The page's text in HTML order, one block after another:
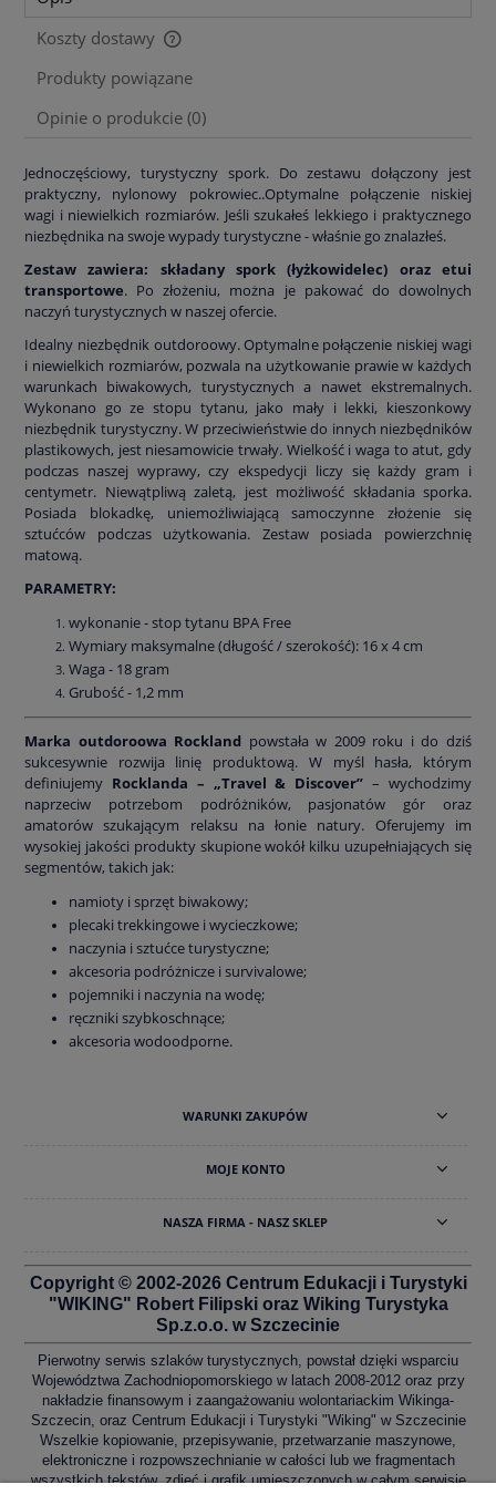
Koszty dostawy
Cena nie zawiera ewentualnych kosztów płatności
Produkty powiązane
Opinie o produkcie (0)
Jednoczęściowy, turystyczny spork. Do zestawu dołączony jest
praktyczny, nylonowy pokrowiec..Optymalne połączenie niskiej
wagi i niewielkich rozmiarów. Jeśli szukałeś lekkiego i praktycznego
niezbędnika na swoje wypady turystyczne - właśnie go znalazłeś.
Zestaw zawiera: składany spork (łyżkowidelec) oraz etui
transportowe. Po złożeniu, można je pakować do dowolnych
naczyń turystycznych w naszej ofercie.
Idealny niezbędnik outdoroowy. Optymalne połączenie niskiej wagi
i niewielkich rozmiarów, pozwala na użytkowanie prawie w każdych
warunkach biwakowych, turystycznych a nawet ekstremalnych.
Wykonano go ze stopu tytanu, jako mały i lekki, kieszonkowy
niezbędnik turystyczny. W przeciwieństwie do innych niezbędników
plastikowych, jest niesamowicie trwały. Wielkość i waga to atut, gdy
podczas naszej wyprawy, czy ekspedycji liczy się każdy gram i
centymetr. Niewątpliwą zaletą, jest możliwość składania sporka.
Posiada blokadkę, uniemożliwiającą samoczynne złożenie się
sztućców podczas użytkowania. Zestaw posiada powierzchnię
matową.
PARAMETRY:
wykonanie - stop tytanu BPA Free
Wymiary maksymalne (długość / szerokość): 16 x 4 cm
Waga - 18 gram
Grubość - 1,2 mm
Marka outdoroowa Rockland powstała w 2009 roku i do dziś
sukcesywnie rozwija linię produktową. W myśl hasła, którym
definiujemy Rocklanda – „Travel & Discover” – wychodzimy
naprzeciw potrzebom podróżników, pasjonatów gór oraz
amatorów szukającym relaksu na łonie natury. Oferujemy im
wysokiej jakości produkty skupione wokół kilku uzupełniających się
segmentów, takich jak:
namioty i sprzęt biwakowy;
plecaki trekkingowe i wycieczkowe;
naczynia i sztućce turystyczne;
akcesoria podróżnicze i survivalowe;
pojemniki i naczynia na wodę;
ręczniki szybkoschnące;
akcesoria wodoodporne.
WARUNKI ZAKUPÓW
MOJE KONTO
NASZA FIRMA - NASZ SKLEP
Copyright © 2002-2026 Centrum Edukacji i Turystyki
"WIKING" Robert Filipski oraz Wiking Turystyka
Sp.z.o.o. w Szczecinie
Pierwotny serwis szlaków turystycznych, powstał dzięki wsparciu
Województwa Zachodniopomorskiego w latach 2008-2012 oraz przy
nakładzie finansowym i zaangażowaniu wolontariackim Wikinga-
Szczecin, oraz Centrum Edukacji i Turystyki "Wiking" w Szczecinie
Wszelkie kopiowanie, przepisywanie, przetwarzanie maszynowe,
elektroniczne i rozpowszechnianie w całości lub we fragmentach
wszystkich tekstów, zdjęć i grafik umieszczonych w całym serwisie